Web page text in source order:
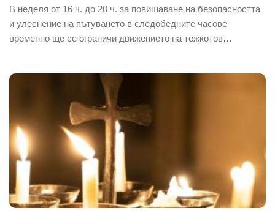
В неделя от 16 ч. до 20 ч. за повишаване на безопасността
и улеснение на пътуването в следобедните часове
временно ще се ограничи движението на тежкотов…